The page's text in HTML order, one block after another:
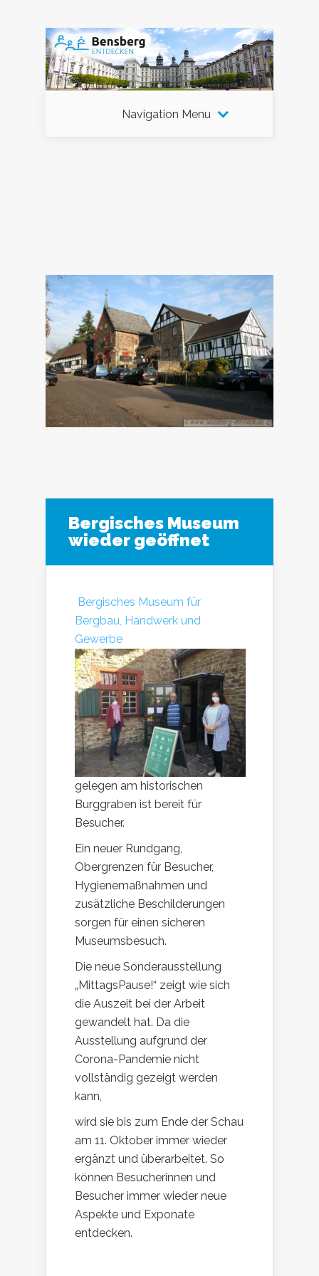
Navigation Menu
Bergisches Museum
wieder geöffnet
Bergisches Museum für
Bergbau, Handwerk und
Gewerbe
gelegen am historischen
Burggraben ist bereit für
Besucher.
Ein neuer Rundgang,
Obergrenzen für Besucher,
Hygienemaßnahmen und
zusätzliche Beschilderungen
sorgen für einen sicheren
Museumsbesuch.
Die neue Sonderausstellung
„MittagsPause!“ zeigt wie sich
die Auszeit bei der Arbeit
gewandelt hat. Da die
Ausstellung aufgrund der
Corona-Pandemie nicht
vollständig gezeigt werden
kann,
wird sie bis zum Ende der Schau
am 11. Oktober immer wieder
ergänzt und überarbeitet. So
können Besucherinnen und
Besucher immer wieder neue
Aspekte und Exponate
entdecken.